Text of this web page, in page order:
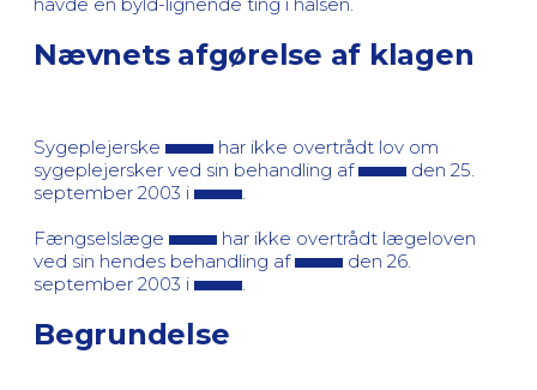
Nævnets afgørelse af klagen
Sygeplejerske
har ikke overtrådt lov om
sygeplejersker ved sin behandling af
den 25.
september 2003 i
Fængselslæge
har ikke overtrådt lægeloven
ved sin hendes behandling af
den 26.
september 2003 i
Begrundelse